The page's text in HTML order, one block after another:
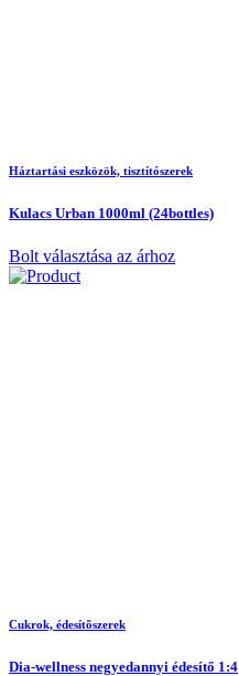
Háztartási eszközök, tisztítószerek
Kulacs Urban 1000ml (24bottles)
Bolt választása az árhoz
Cukrok, édesítõszerek
Dia-wellness negyedannyi édesítő 1:4